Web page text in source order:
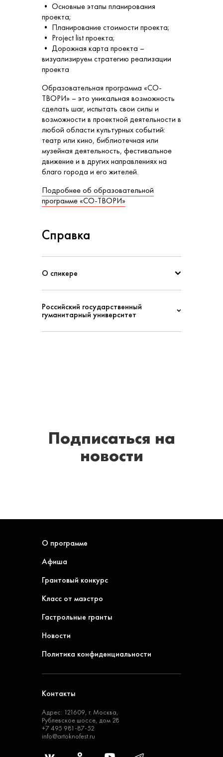
• Основные этапы планирования
проекта;
• Планирование стоимости проекта;
• Project list проекта;
• Дорожная карта проекта –
визуализируем стратегию реализации
проекта
Образовательная программа «СО-
ТВОРИ» – это уникальная возможность
сделать шаг, испытать свои силы и
возможности в проектной деятельности в
любой области культурных событий:
театр или кино, библиотечная или
музейная деятельность, фестивальное
движение и в других направлениях на
благо города и его жителей.
Подробнее об образовательной
программе «СО-ТВОРИ»
Справка
О спикере
Российский государственный
гуманитарный университет
Подписаться на
новости
О программе
Афиша
Грантовый конкурс
Класс от маэстро
Гастрольные гранты
Новости
Политика конфиденциальности
Контакты
Адрес: 121609, г. Москва,
Рублевское шоссе, дом 28
+7 495 981-87-52
info@artoknofest.ru